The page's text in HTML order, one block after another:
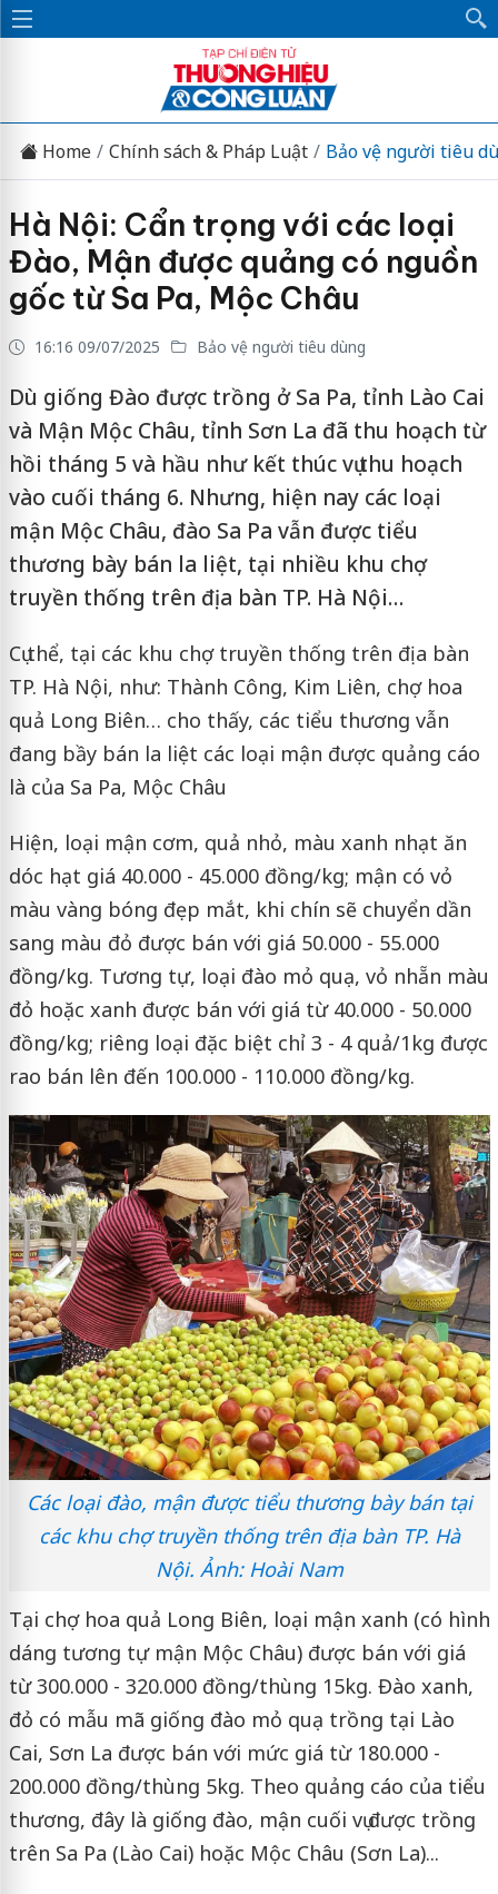
Home Chính sách & Pháp Luật Bảo vệ người tiêu
Hà Nội: Cẩn trọng với các loại
Đào, Mận được quảng có nguồn
gốc từ Sa Pa, Mộc Châu
16:16 09/07/2025 Bảo vệ người tiêu dùng
Dù giống Đào được trồng ở Sa Pa, tỉnh Lào Cai
và Mận Mộc Châu, tỉnh Sơn La đã thu hoạch từ
hồi tháng 5 và hầu như kết thúc vụ thu hoạch
vào cuối tháng 6. Nhưng, hiện nay các loại
mận Mộc Châu, đào Sa Pa vẫn được tiểu
thương bày bán la liệt, tại nhiều khu chợ
truyền thống trên địa bàn TP. Hà Nội…
Cụ thể, tại các khu chợ truyền thống trên địa bàn
TP. Hà Nội, như: Thành Công, Kim Liên, chợ hoa
quả Long Biên… cho thấy, các tiểu thương vẫn
đang bầy bán la liệt các loại mận được quảng cáo
là của Sa Pa, Mộc Châu
Hiện, loại mận cơm, quả nhỏ, màu xanh nhạt ăn
dóc hạt giá 40.000 - 45.000 đồng/kg; mận có vỏ
màu vàng bóng đẹp mắt, khi chín sẽ chuyển dần
sang màu đỏ được bán với giá 50.000 - 55.000
đồng/kg. Tương tự, loại đào mỏ quạ, vỏ nhẵn màu
đỏ hoặc xanh được bán với giá từ 40.000 - 50.000
đồng/kg; riêng loại đặc biệt chỉ 3 - 4 quả/1kg được
rao bán lên đến 100.000 - 110.000 đồng/kg.
Các loại đào, mận được tiểu thương bày bán tại
các khu chợ truyền thống trên địa bàn TP. Hà
Nội. Ảnh: Hoài Nam
Tại chợ hoa quả Long Biên, loại mận xanh (có hình
dáng tương tự mận Mộc Châu) được bán với giá
từ 300.000 - 320.000 đồng/thùng 15kg. Đào xanh,
đỏ có mẫu mã giống đào mỏ quạ trồng tại Lào
Cai, Sơn La được bán với mức giá từ 180.000 -
200.000 đồng/thùng 5kg. Theo quảng cáo của tiểu
thương, đây là giống đào, mận cuối vụ được trồng
trên Sa Pa (Lào Cai) hoặc Mộc Châu (Sơn La)...